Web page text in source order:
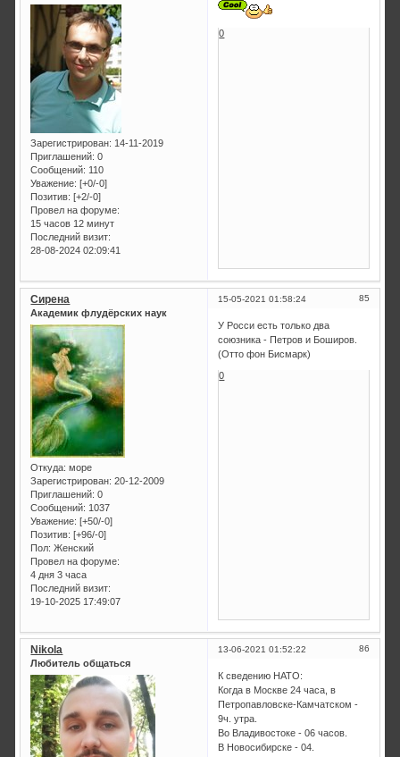
Зарегистрирован: 14-11-2019
Приглашений: 0
Сообщений: 110
Уважение: [+0/-0]
Позитив: [+2/-0]
Провел на форуме:
15 часов 12 минут
Последний визит:
28-08-2024 02:09:41
0
85
15-05-2021 01:58:24
Сирена
Академик флудёрских наук
Откуда: море
Зарегистрирован: 20-12-2009
Приглашений: 0
Сообщений: 1037
Уважение: [+50/-0]
Позитив: [+96/-0]
Пол: Женский
Провел на форуме:
4 дня 3 часа
Последний визит:
19-10-2025 17:49:07
У Росси есть только два
союзника - Петров и Боширов.
(Отто фон Бисмарк)
0
86
13-06-2021 01:52:22
Nikola
Любитель общаться
К сведению НАТО:
Когда в Москве 24 часа, в
Петропавловске-Камчатском -
9ч. утра.
Во Владивостоке - 06 часов.
В Новосибирске - 04.